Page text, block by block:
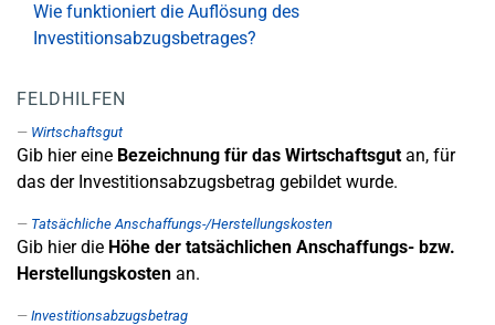
Wie funktioniert die Auflösung des
Investitionsabzugsbetrages?
FELDHILFEN
Wirtschaftsgut
Gib hier eine Bezeichnung für das Wirtschaftsgutan, für
das der Investitionsabzugsbetrag gebildet wurde.
Tatsächliche Anschaffungs-/Herstellungskosten
Gib hier die Höhe der tatsächlichen Anschaffungs- bzw.
Herstellungskosten an.
Investitionsabzugsbetrag